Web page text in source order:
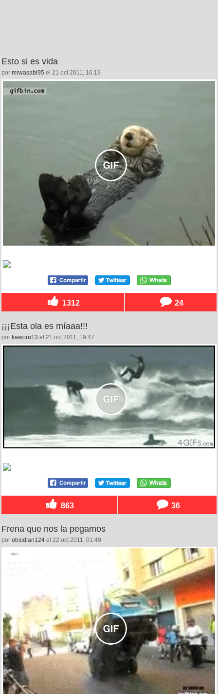
Esto si es vida
por mrwasabi95 el 21 oct 2011, 16:19
1312 24
¡¡¡Esta ola es míaaa!!!
por kaworu13 el 21 oct 2011, 19:47
863 36
Frena que nos la pegamos
por obsidian124 el 22 oct 2011, 01:49